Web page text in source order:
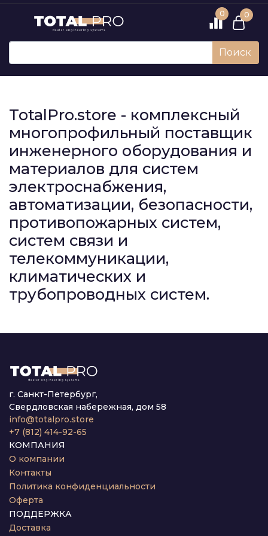
0 0
Поиск
TotalPro.store - комплексный
многопрофильный поставщик
инженерного оборудования и
материалов для систем
электроснабжения,
автоматизации, безопасности,
противопожарных систем,
систем связи и
телекоммуникации,
климатических и
трубопроводных систем.
г. Санкт-Петербург,
Свердловская набережная, дом 58
info@totalpro.store
+7 (812) 414-92-65
КОМПАНИЯ
О компании
Контакты
Политика конфиденциальности
Оферта
ПОДДЕРЖКА
Доставка